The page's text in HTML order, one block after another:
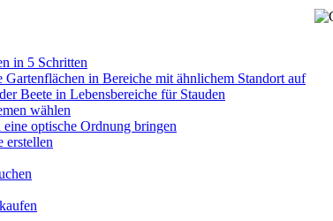
in 5 Schritten
Gartenflächen in Bereiche mit ähnlichem Standort auf
Beete in Lebensbereiche für Stauden
wählen
optische Ordnung bringen
erstellen